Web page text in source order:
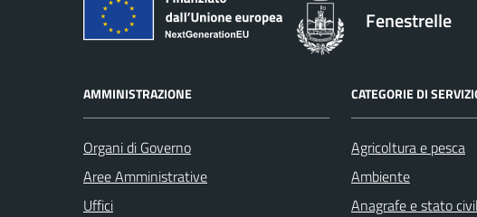
Fenestrelle
AMMINISTRAZIONE
Organi di Governo
Aree Amministrative
Uffici
CATEGORIE DI
Agricoltura e pesca
Ambiente
Anagrafe e stato